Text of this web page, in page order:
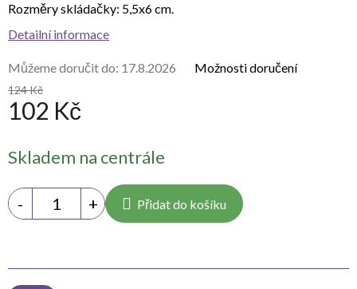
124 Kč
102 Kč
cena:
Skladem na centrále
Můžeme doručit do: 17.8.2026 Možnosti doručení
Přidat do košíku
Rozměry skládačky: 5,5x6 cm.
Detailní informace